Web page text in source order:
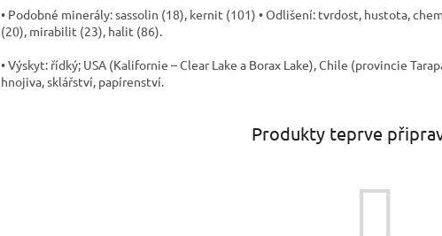
• Podobné minerály: sassolin (18), kernit (101) • Odlišení: tvrdost, hustota,
(20), mirabilit (23), halit (86).
• Výskyt: řídký; USA (Kalifornie – Clear Lake a Borax Lake), Chile (provincie
hnojiva, sklářství, papírenství.
Produkty teprve